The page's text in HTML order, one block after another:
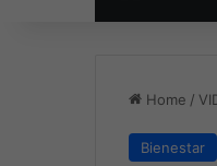
Home /
Bienestar